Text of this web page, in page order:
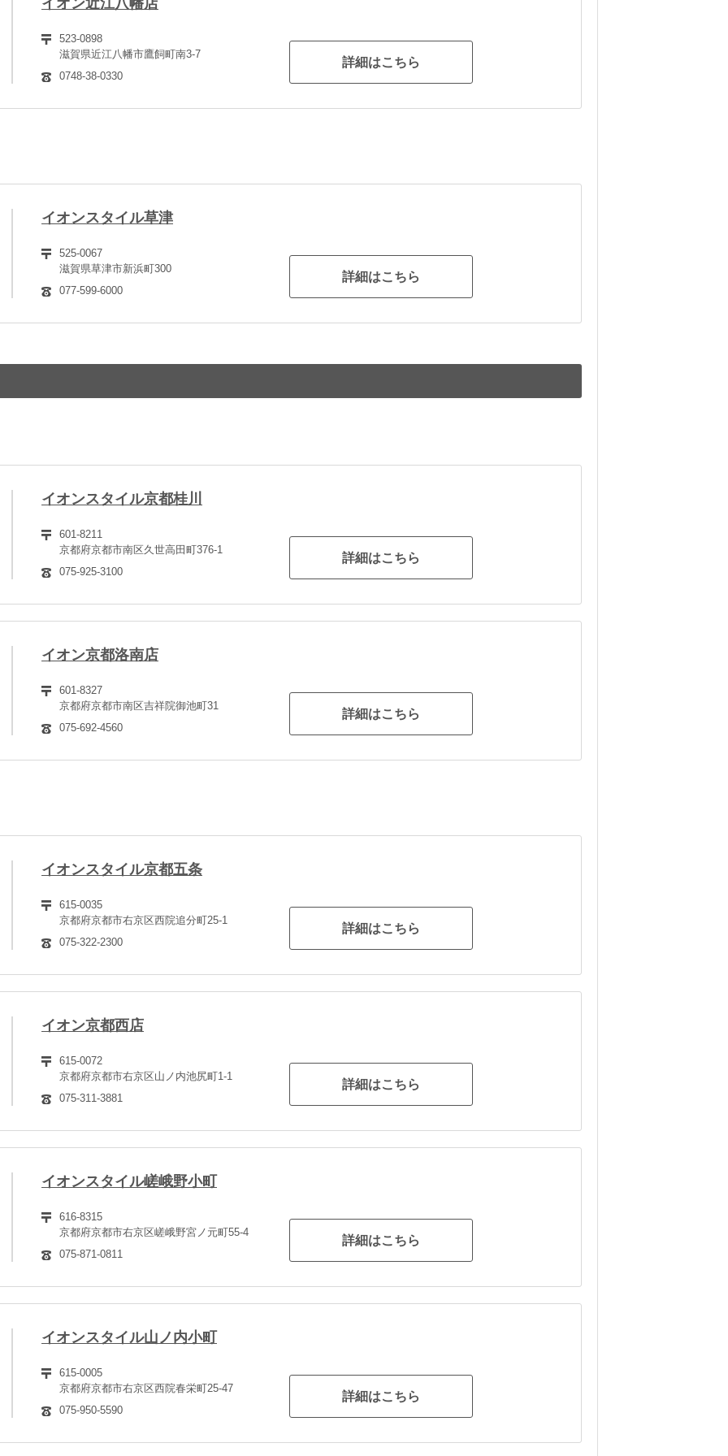
イオン近江八幡店
523-0898
滋賀県近江八幡市鷹飼町南3-7
0748-38-0330
詳細はこちら
イオンスタイル草津
525-0067
滋賀県草津市新浜町300
077-599-6000
詳細はこちら
イオンスタイル京都桂川
601-8211
京都府京都市南区久世高田町376-1
075-925-3100
詳細はこちら
イオン京都洛南店
601-8327
京都府京都市南区吉祥院御池町31
075-692-4560
詳細はこちら
イオンスタイル京都五条
615-0035
京都府京都市右京区西院追分町25-1
075-322-2300
詳細はこちら
イオン京都西店
615-0072
京都府京都市右京区山ノ内池尻町1-1
075-311-3881
詳細はこちら
イオンスタイル嵯峨野小町
616-8315
京都府京都市右京区嵯峨野宮ノ元町55-4
075-871-0811
詳細はこちら
イオンスタイル山ノ内小町
615-0005
京都府京都市右京区西院春栄町25-47
075-950-5590
詳細はこちら